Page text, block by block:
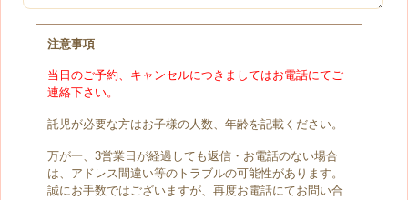
注意事項
当日のご予約、キャンセルにつきましてはお電話にてご
連絡下さい。
託児が必要な方はお子様の人数、年齢を記載ください。
万が一、3営業日が経過しても返信・お電話のない場合
は、アドレス間違い等のトラブルの可能性があります。
誠にお手数ではございますが、再度お電話にてお問い合